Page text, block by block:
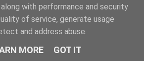
with performance and security
of service, generate usage
and address abuse.
MORE GOT IT